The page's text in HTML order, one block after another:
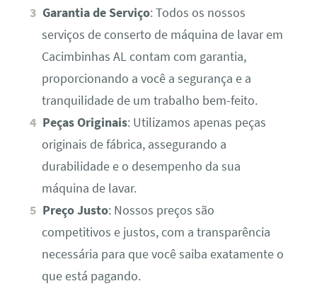
Garantia de Serviço: Todos os nossos
serviços de conserto de máquina de lavar em
Cacimbinhas AL contam com garantia,
proporcionando a você a segurança e a
tranquilidade de um trabalho bem-feito.
Peças Originais: Utilizamos apenas peças
originais de fábrica, assegurando a
durabilidade e o desempenho da sua
máquina de lavar.
Preço Justo: Nossos preços são
competitivos e justos, com a transparência
necessária para que você saiba exatamente o
que está pagando.